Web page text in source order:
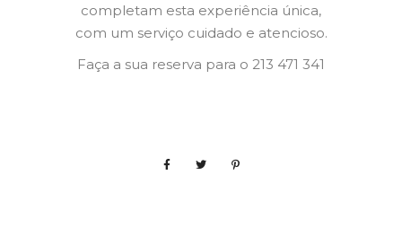
completam esta experiência única,
com um serviço cuidado e atencioso.
Faça a sua reserva para o 213 471 341